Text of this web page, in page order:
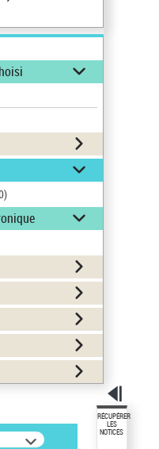
RÉCUPÉRER
LES
NOTICES